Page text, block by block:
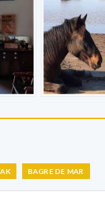
BAGRE DE MAR